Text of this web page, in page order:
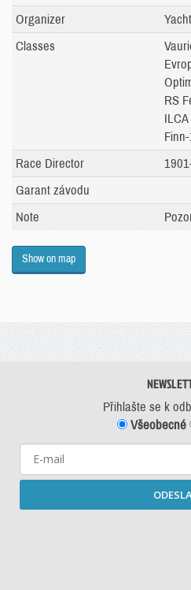
Organizer
Classes
RS
Race Director
Garant závodu
Note
Show on map
Přihlašte se k
Všeobecné